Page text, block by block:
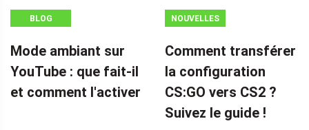
BLOG
Mode ambiant sur
YouTube : que fait-il
et comment l'activer
NOUVELLES
Comment transférer
la configuration
CS:GO vers CS2 ?
Suivez le guide !